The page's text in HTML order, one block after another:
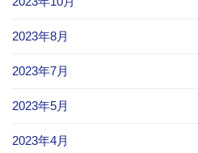
2023年8月
2023年7月
2023年5月
2023年4月